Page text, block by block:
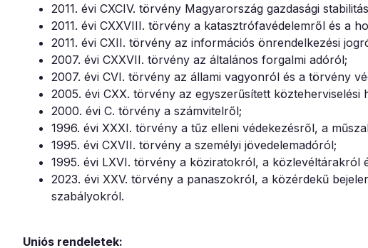
2011. évi CXCIV. törvény Magyarország gazdasági
2011. évi CXXVIII. törvény a katasztrófavédelemről és a
2011. évi CXII. törvény az információs önrendelkezési
2007. évi CXXVII. törvény az általános forgalmi adóról;
2007. évi CVI. törvény az állami vagyonról és a törvény
2005. évi CXX. törvény az egyszerűsített közteherviselési
2000. évi C. törvény a számvitelről;
1996. évi XXXI. törvény a tűz elleni védekezésről, a
1995. évi CXVII. törvény a személyi jövedelemadóról;
1995. évi LXVI. törvény a köziratokról, a közlevéltárakról
2023. évi XXV. törvény a panaszokról, a közérdekű
szabályokról.
Uniós rendeletek: